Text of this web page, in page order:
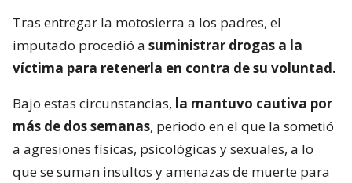
Tras entregar la motosierra a los padres, el
imputado procedió a suministrar drogas a la
víctima para retenerla en contra de su voluntad.
Bajo estas circunstancias, la mantuvo cautiva por
más de dos semanas, periodo en el que la sometió
a agresiones físicas, psicológicas y sexuales, a lo
que se suman insultos y amenazas de muerte para